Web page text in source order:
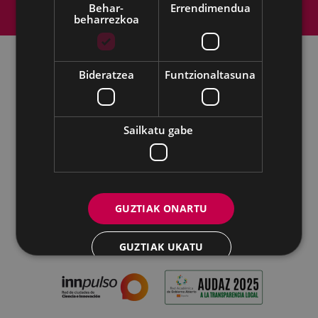
Irisgarritasuna
Kontaktua
Lege-oharra
Udalaren sare sozial guztiak
Eibarko Udala - Untzaga plaza, 1 | 20600 Eibar
Tfnoa.: 943 70 84 00 / 010 | Faxa: 943 70 84 16 |
pegora@eibar.eus
IFZ: P2003100A | DIR3 L01200300
Behar-
beharrezkoa
Errendimendua
Bideratzea Funtzionaltasuna
Sailkatu gabe
GUZTIAK ONARTU
GUZTIAK UKATU
XEHETASUNAK ERAKUTSI